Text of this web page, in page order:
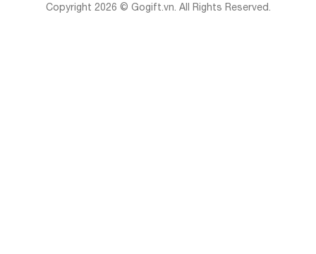
Copyright 2026 © Gogift.vn. All Rights Reserved.